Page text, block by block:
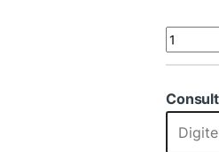
Matrix